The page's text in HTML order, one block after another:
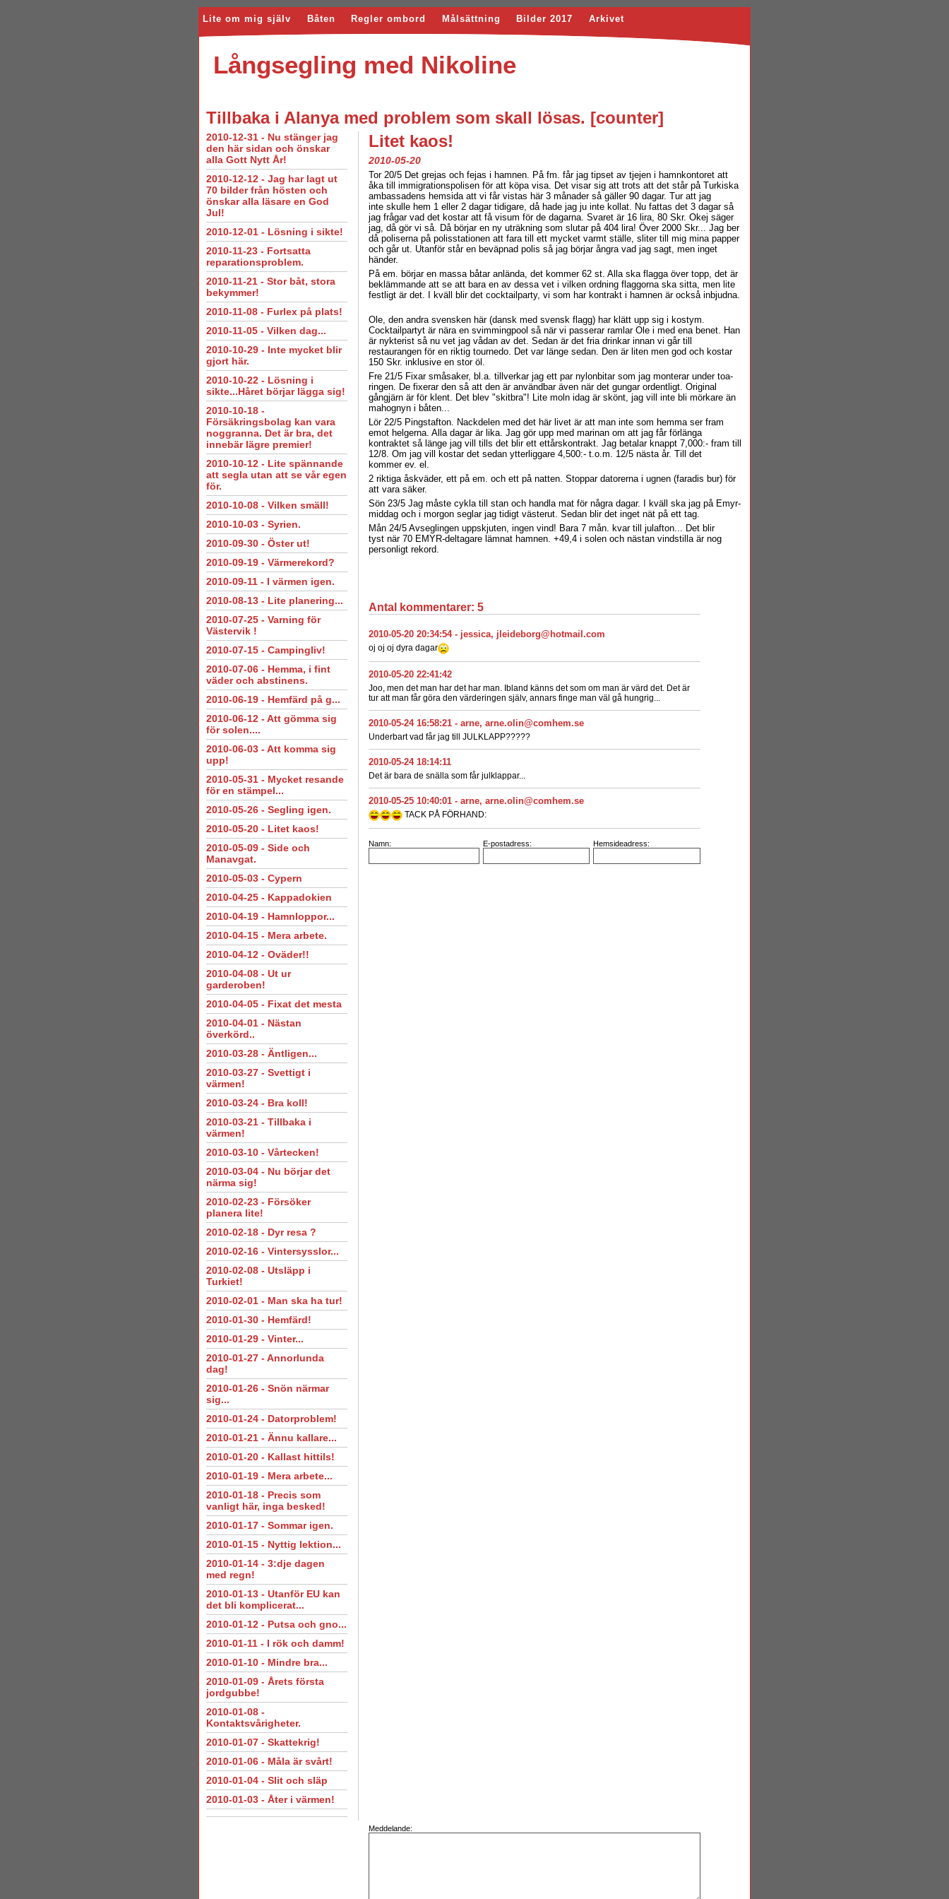
Lite om mig själv Båten Regler ombord Målsättning Bilder 2017 Arkivet
Långsegling med Nikoline
Tillbaka i Alanya med problem som skall lösas. [counter]
2010-12-31 - Nu stänger jag
den här sidan och önskar
alla Gott Nytt År!
2010-12-12 - Jag har lagt ut
70 bilder från hösten och
önskar alla läsare en God
Jul!
2010-12-01 - Lösning i sikte!
2010-11-23 - Fortsatta
reparationsproblem.
2010-11-21 - Stor båt, stora
bekymmer!
2010-11-08 - Furlex på plats!
2010-11-05 - Vilken dag...
2010-10-29 - Inte mycket blir
gjort här.
2010-10-22 - Lösning i
sikte...Håret börjar lägga sig!
2010-10-18 -
Försäkringsbolag kan vara
noggranna. Det är bra, det
innebär lägre premier!
2010-10-12 - Lite spännande
att segla utan att se vår egen
för.
2010-10-08 - Vilken smäll!
2010-10-03 - Syrien.
2010-09-30 - Öster ut!
2010-09-19 - Värmerekord?
2010-09-11 - I värmen igen.
2010-08-13 - Lite planering...
2010-07-25 - Varning för
Västervik !
2010-07-15 - Campingliv!
2010-07-06 - Hemma, i fint
väder och abstinens.
2010-06-19 - Hemfärd på g...
2010-06-12 - Att gömma sig
för solen....
2010-06-03 - Att komma sig
upp!
2010-05-31 - Mycket resande
för en stämpel...
2010-05-26 - Segling igen.
2010-05-20 - Litet kaos!
2010-05-09 - Side och
Manavgat.
2010-05-03 - Cypern
2010-04-25 - Kappadokien
2010-04-19 - Hamnloppor...
2010-04-15 - Mera arbete.
2010-04-12 - Oväder!!
2010-04-08 - Ut ur
garderoben!
2010-04-05 - Fixat det mesta
2010-04-01 - Nästan
överkörd..
2010-03-28 - Äntligen...
2010-03-27 - Svettigt i
värmen!
2010-03-24 - Bra koll!
2010-03-21 - Tillbaka i
värmen!
2010-03-10 - Vårtecken!
2010-03-04 - Nu börjar det
närma sig!
2010-02-23 - Försöker
planera lite!
2010-02-18 - Dyr resa ?
2010-02-16 - Vintersysslor...
2010-02-08 - Utsläpp i
Turkiet!
2010-02-01 - Man ska ha tur!
2010-01-30 - Hemfärd!
2010-01-29 - Vinter...
2010-01-27 - Annorlunda
dag!
2010-01-26 - Snön närmar
sig...
2010-01-24 - Datorproblem!
2010-01-21 - Ännu kallare...
2010-01-20 - Kallast hittils!
2010-01-19 - Mera arbete...
2010-01-18 - Precis som
vanligt här, inga besked!
2010-01-17 - Sommar igen.
2010-01-15 - Nyttig lektion...
2010-01-14 - 3:dje dagen
med regn!
2010-01-13 - Utanför EU kan
det bli komplicerat...
2010-01-12 - Putsa och gno...
2010-01-11 - I rök och damm!
2010-01-10 - Mindre bra...
2010-01-09 - Årets första
jordgubbe!
2010-01-08 -
Kontaktsvårigheter.
2010-01-07 - Skattekrig!
2010-01-06 - Måla är svårt!
2010-01-04 - Slit och släp
2010-01-03 - Åter i värmen!
Litet kaos!
2010-05-20
Tor 20/5 Det grejas och fejas i hamnen. På fm. får jag tipset av tjejen i hamnkontoret att
åka till immigrationspolisen för att köpa visa. Det visar sig att trots att det står på Turkiska
ambassadens hemsida att vi får vistas här 3 månader så gäller 90 dagar. Tur att jag
inte skulle hem 1 eller 2 dagar tidigare, då hade jag ju inte kollat. Nu fattas det 3 dagar så
jag frågar vad det kostar att få visum för de dagarna. Svaret är 16 lira, 80 Skr. Okej säger
jag, då gör vi så. Då börjar en ny uträkning som slutar på 404 lira! Över 2000 Skr... Jag ber
då poliserna på polisstationen att fara till ett mycket varmt ställe, sliter till mig mina papper
och går ut. Utanför står en beväpnad polis så jag börjar ångra vad jag sagt, men inget
händer.
På em. börjar en massa båtar anlända, det kommer 62 st. Alla ska flagga över topp, det är
beklämmande att se att bara en av dessa vet i vilken ordning flaggorna ska sitta, men lite
festligt är det. I kväll blir det cocktailparty, vi som har kontrakt i hamnen är också inbjudna.
Ole, den andra svensken här (dansk med svensk flagg) har klätt upp sig i kostym.
Cocktailpartyt är nära en svimmingpool så när vi passerar ramlar Ole i med ena benet. Han
är nykterist så nu vet jag vådan av det. Sedan är det fria drinkar innan vi går till
restaurangen för en riktig tournedo. Det var länge sedan. Den är liten men god och kostar
150 Skr. inklusive en stor öl.
Fre 21/5 Fixar småsaker, bl.a. tillverkar jag ett par nylonbitar som jag monterar under toa-
ringen. De fixerar den så att den är användbar även när det gungar ordentligt. Original
gångjärn är för klent. Det blev "skitbra"! Lite moln idag är skönt, jag vill inte bli mörkare än
mahognyn i båten...
Lör 22/5 Pingstafton. Nackdelen med det här livet är att man inte som hemma ser fram
emot helgerna. Alla dagar är lika. Jag gör upp med marinan om att jag får förlänga
kontraktet så länge jag vill tills det blir ett ettårskontrakt. Jag betalar knappt 7,000:- fram till
12/8. Om jag vill kostar det sedan ytterliggare 4,500:- t.o.m. 12/5 nästa år. Till det
kommer ev. el.
2 riktiga åskväder, ett på em. och ett på natten. Stoppar datorerna i ugnen (faradis bur) för
att vara säker.
Sön 23/5 Jag måste cykla till stan och handla mat för några dagar. I kväll ska jag på Emyr-
middag och i morgon seglar jag tidigt västerut. Sedan blir det inget nät på ett tag.
Mån 24/5 Avseglingen uppskjuten, ingen vind! Bara 7 mån. kvar till julafton... Det blir
tyst när 70 EMYR-deltagare lämnat hamnen. +49,4 i solen och nästan vindstilla är nog
personligt rekord.
Antal kommentarer: 5
2010-05-20 20:34:54- jessica, jleideborg@hotmail.com
oj oj oj dyra dagar
2010-05-20 22:41:42
Joo, men det man har det har man. Ibland känns det som om man är värd det. Det är
tur att man får göra den värderingen själv, annars finge man väl gå hungrig...
2010-05-24 16:58:21 - arne, arne.olin@comhem.se
Underbart vad får jag till JULKLAPP?????
2010-05-24 18:14:11
Det är bara de snälla som får julklappar...
2010-05-25 10:40:01 - arne, arne.olin@comhem.se
TACK PÅ FÖRHAND:
Namn: E-postadress: Hemsideadress:
Meddelande: